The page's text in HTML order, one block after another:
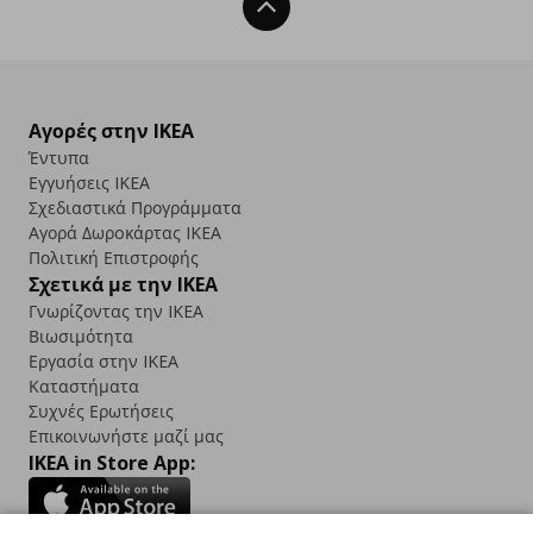
Back To Top
Αγορές στην IKEA
Έντυπα
Εγγυήσεις IKEA
Σχεδιαστικά Προγράμματα
Αγορά Δωρoκάρτας IKEA
Πολιτική Επιστροφής
Σχετικά με την IKEA
Γνωρίζοντας την IKEA
Βιωσιμότητα
Εργασία στην IKEA
Καταστήματα
Συχνές Ερωτήσεις
Επικοινωνήστε μαζί μας
IKEA in Store App: